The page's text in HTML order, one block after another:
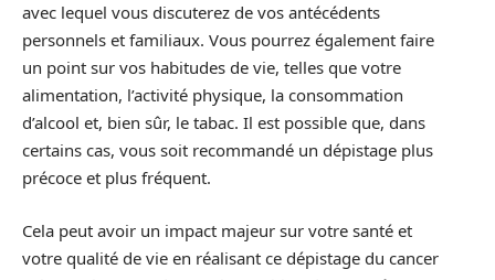
avec lequel vous discuterez de vos antécédents
personnels et familiaux. Vous pourrez également faire
un point sur vos habitudes de vie, telles que votre
alimentation, l’activité physique, la consommation
d’alcool et, bien sûr, le tabac. Il est possible que, dans
certains cas, vous soit recommandé un dépistage plus
précoce et plus fréquent.
Cela peut avoir un impact majeur sur votre santé et
votre qualité de vie en réalisant ce dépistage du cancer